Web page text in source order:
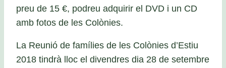
preu de 15 €, podreu adquirir el DVD i un CD
amb fotos de les Colònies.
La Reunió de famílies de les Colònies d’Estiu
2018 tindrà lloc el divendres dia 28 de setembre